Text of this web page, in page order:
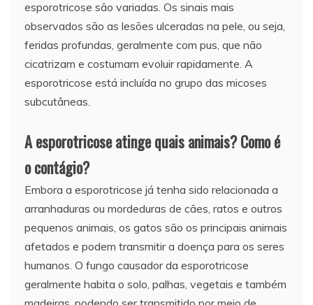
esporotricose são variadas. Os sinais mais
observados são as lesões ulceradas na pele, ou seja,
feridas profundas, geralmente com pus, que não
cicatrizam e costumam evoluir rapidamente. A
esporotricose está incluída no grupo das micoses
subcutâneas.
A esporotricose atinge quais animais? Como é
o contágio?
Embora a esporotricose já tenha sido relacionada a
arranhaduras ou mordeduras de cães, ratos e outros
pequenos animais, os gatos são os principais animais
afetados e podem transmitir a doença para os seres
humanos. O fungo causador da esporotricose
geralmente habita o solo, palhas, vegetais e também